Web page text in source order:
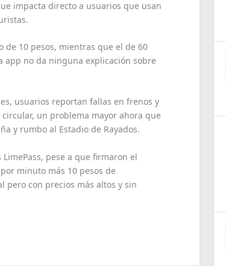
impacta directo a usuarios que usan
de 10 pesos, mientras que el de 60
app no da ninguna explicación sobre
usuarios reportan fallas en frenos y
un problema mayor ahora que
y rumbo al Estadio de Rayados.
pese a que firmaron el
minuto más 10 pesos de
pero con precios más altos y sin